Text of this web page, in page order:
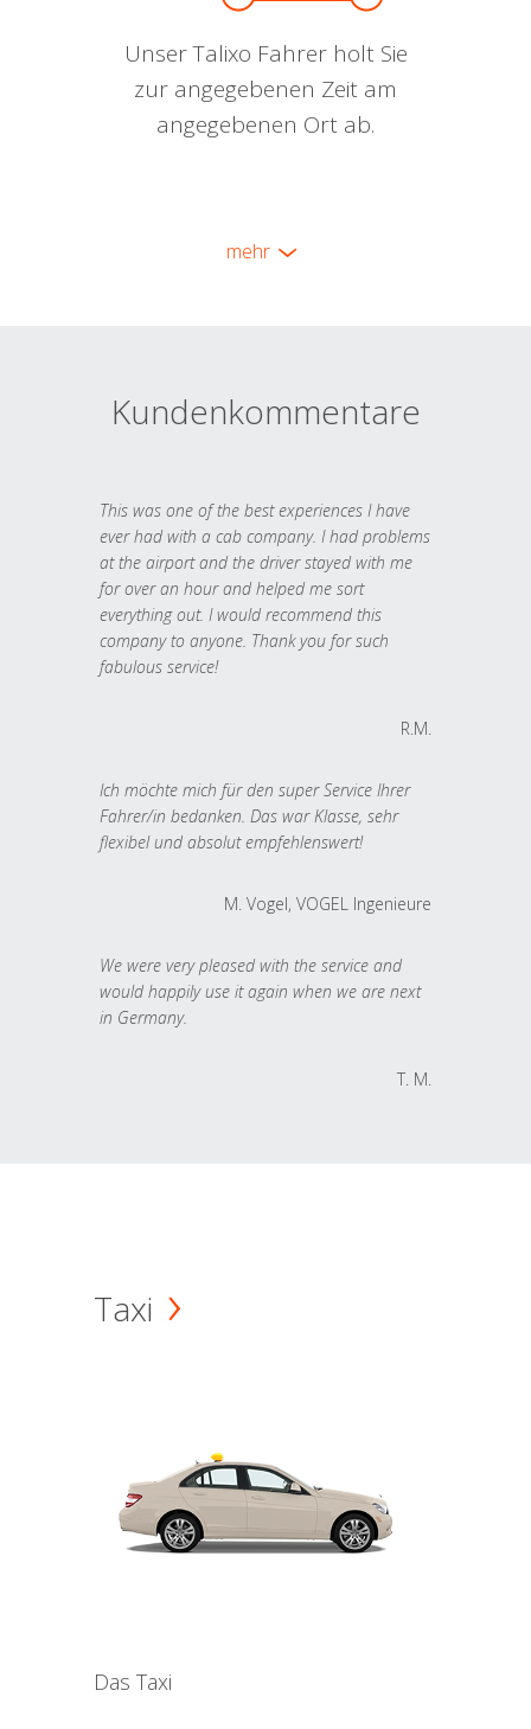
Unser Talixo Fahrer holt Sie
zur angegebenen Zeit am
angegebenen Ort ab.
mehr
Kundenkommentare
This was one of the best experiences I have
ever had with a cab company. I had problems
at the airport and the driver stayed with me
for over an hour and helped me sort
everything out. I would recommend this
company to anyone. Thank you for such
fabulous service!
R.M.
Ich möchte mich für den super Service Ihrer
Fahrer/in bedanken. Das war Klasse, sehr
flexibel und absolut empfehlenswert!
M. Vogel, VOGEL Ingenieure
We were very pleased with the service and
would happily use it again when we are next
in Germany.
T. M.
Taxi
Das Taxi